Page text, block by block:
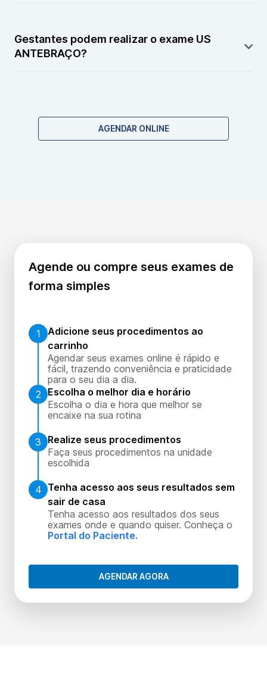
contraste.
Gestantes podem realizar o exame US
ANTEBRAÇO?
AGENDAR ONLINE
Agende ou compre seus exames de
forma simples
1
Adicione seus procedimentos ao
carrinho
Agendar seus exames online é rápido e
fácil, trazendo conveniência e praticidade
para o seu dia a dia.
2
Escolha o melhor dia e horário
Escolha o dia e hora que melhor se
encaixe na sua rotina
3
Realize seus procedimentos
Faça seus procedimentos na unidade
escolhida
4 Tenha acesso aos seus resultados sem
sair de casa
Tenha acesso aos resultados dos seus
exames onde e quando quiser. Conheça o
Portal do Paciente.
AGENDAR AGORA